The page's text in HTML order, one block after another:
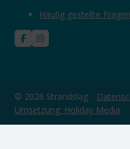
Häufig gestellte
© 2026 Strandslag
Umsetzung: Holiday Media